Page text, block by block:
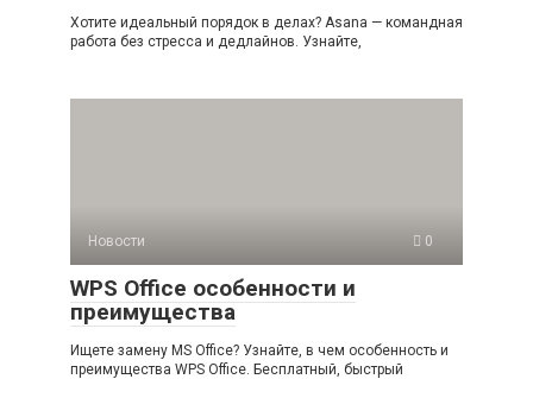
Хотите идеальный порядок в делах? Asana — командная
работа без стресса и дедлайнов. Узнайте,
Новости 0
WPS Office особенности и
преимущества
Ищете замену MS Office? Узнайте, в чем особенность и
преимущества WPS Office. Бесплатный, быстрый